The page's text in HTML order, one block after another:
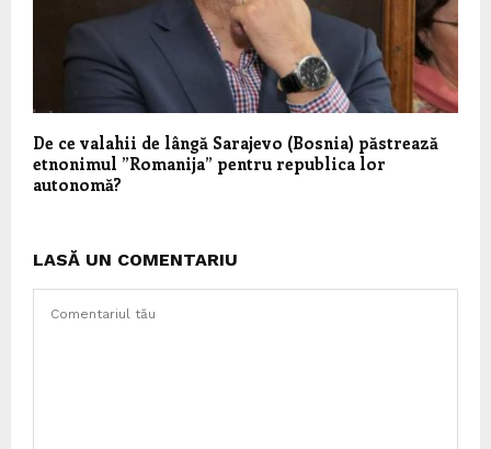
De ce valahii de lângă Sarajevo (Bosnia) păstrează
etnonimul ”Romanija” pentru republica lor
autonomă?
LASĂ UN COMENTARIU